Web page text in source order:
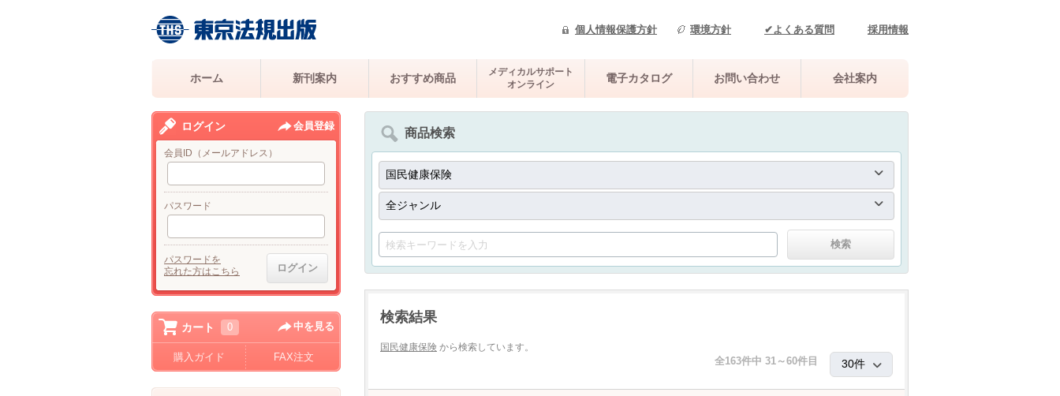
個人情報保護方針 環境方針 ✔よくある質問 採用情報
ホーム 新刊案内 おすすめ商品
メディカルサポート
オンライン
電子カタログ お問い合わせ 会社案内
商品検索
検索結果
国民健康保険 から検索しています。
全163件中 31～60件目
ログイン 会員登録
会員ID（メールアドレス）
パスワード
パスワードを
忘れた方はこちら
カート 0 中を見る
購入ガイド FAX注文